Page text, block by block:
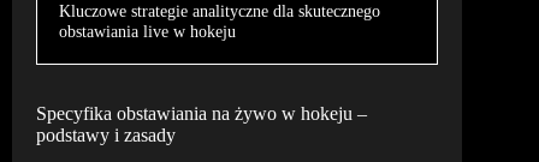
Kluczowe strategie analityczne dla skutecznego
obstawiania live w hokeju
Specyfika obstawiania na żywo w hokeju –
podstawy i zasady